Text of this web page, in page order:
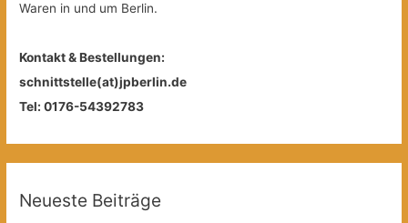
Waren in und um Berlin.
Kontakt & Bestellungen:
schnittstelle(at)jpberlin.de
Tel: 0176-54392783
Neueste Beiträge